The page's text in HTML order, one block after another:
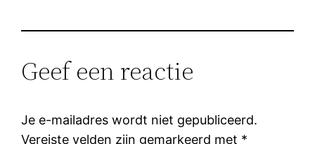
Geef een reactie
Je e-mailadres wordt niet gepubliceerd.
Vereiste velden zijn gemarkeerd met *